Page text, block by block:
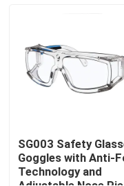
Des produits
Au sujet de nous
SG003 Safety
Goggles with Anti-
Technology and